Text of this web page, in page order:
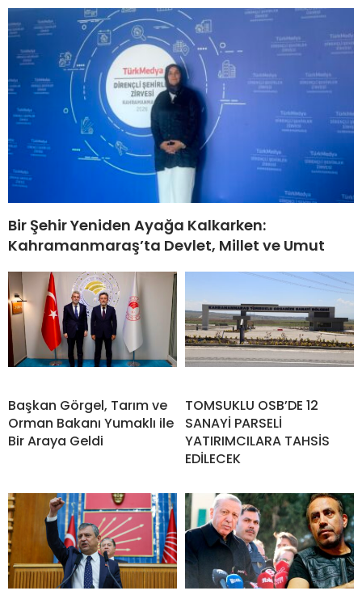
Bir Şehir Yeniden Ayağa Kalkarken:
Kahramanmaraş’ta Devlet, Millet ve Umut
Başkan Görgel, Tarım ve
Orman Bakanı Yumaklı ile
Bir Araya Geldi
TOMSUKLU OSB’DE 12
SANAYİ PARSELİ
YATIRIMCILARA TAHSİS
EDİLECEK